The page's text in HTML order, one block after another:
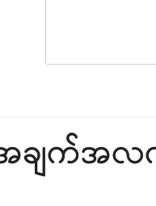
အချက်အ